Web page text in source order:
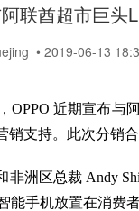
联酋超市巨头
• 2019-06-13
OPPO 近期宣布与
销支持。此次分销
非洲区总裁 Andy
能手机放置在消费